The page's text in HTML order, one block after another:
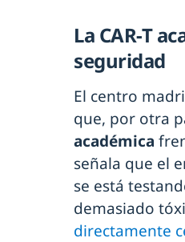
La CAR-T
seguridad
El centro
que, por otra
académica
señala que el
se está
demasiado
directamente